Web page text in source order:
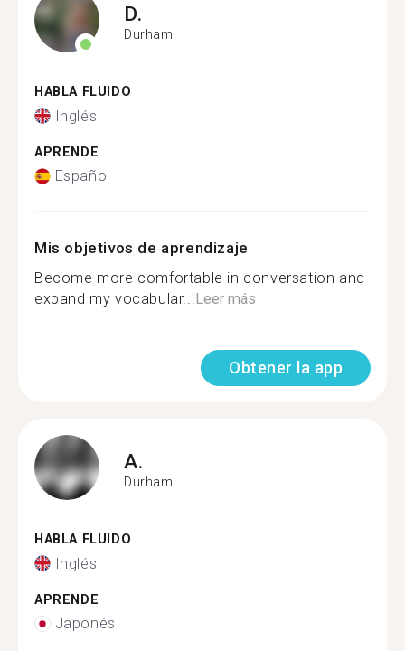
D.
Durham
HABLA FLUIDO
Inglés
APRENDE
Español
Mis objetivos de aprendizaje
Become more comfortable in conversation and
expand my vocabular...Leer más
Obtener la app
A.
Durham
HABLA FLUIDO
Inglés
APRENDE
Japonés